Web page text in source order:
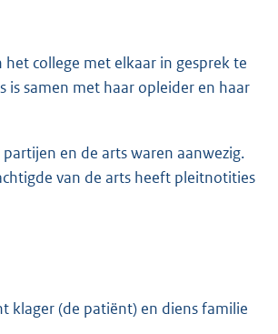
college met elkaar in gesprek te
is samen met haar opleider en haar
en de arts waren aanwezig.
van de arts heeft pleitnotities
klager (de patiënt) en diens familie